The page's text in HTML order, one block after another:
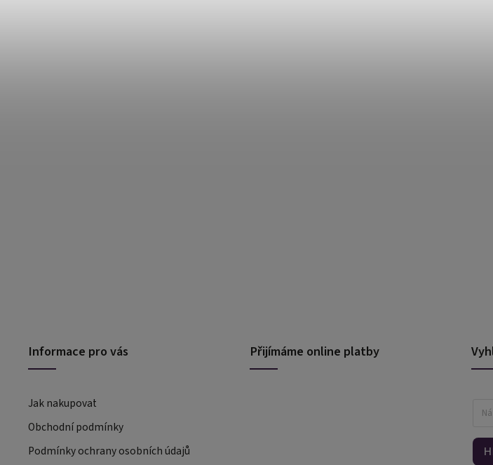
Informace pro vás
Jak nakupovat
Obchodní podmínky
Podmínky ochrany osobních údajů
Přijímáme online platby